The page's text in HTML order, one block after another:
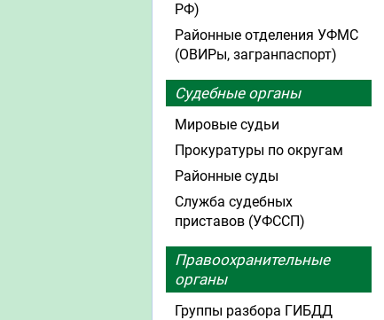
РФ)
Районные отделения УФМС
(ОВИРы, загранпаспорт)
Судебные органы
Мировые судьи
Прокуратуры по округам
Районные суды
Служба судебных
приставов (УФССП)
Правоохранительные
органы
Группы разбора ГИБДД